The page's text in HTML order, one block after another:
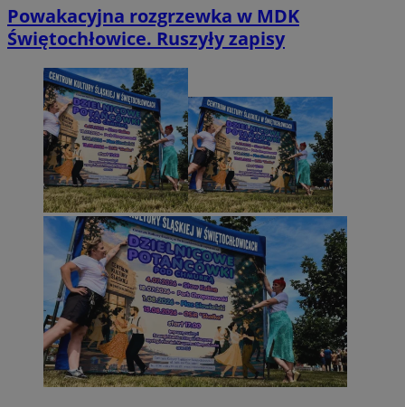
Powakacyjna rozgrzewka w MDK
Świętochłowice. Ruszyły zapisy